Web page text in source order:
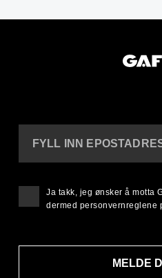
FYLL INN
MELDE
Ja takk, jeg ønsker å motta
dermed personvernreglene